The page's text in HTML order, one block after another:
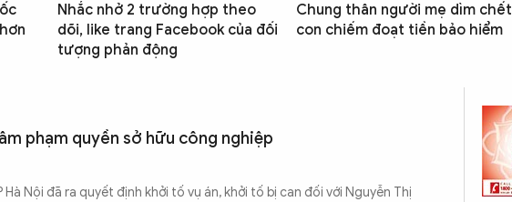
Nhắc nhở 2 trường hợp theo
dõi, like trang Facebook của đối
tượng phản động
Chung thân người mẹ dìm chết
con chiếm đoạt tiền bảo hiểm
phạm quyền sở hữu công nghiệp
Nội đã ra quyết định khởi tố vụ án, khởi tố bị can đối với Nguyễn Thị